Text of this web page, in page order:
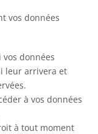
vos données
données
leur arrivera et
à vos données
à tout moment